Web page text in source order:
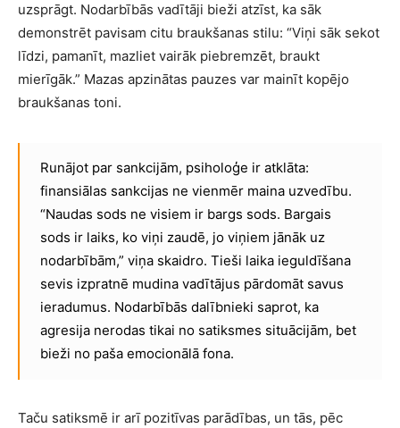
uzsprāgt. Nodarbībās vadītāji bieži atzīst, ka sāk
demonstrēt pavisam citu braukšanas stilu: “Viņi sāk sekot
līdzi, pamanīt, mazliet vairāk piebremzēt, braukt
mierīgāk.” Mazas apzinātas pauzes var mainīt kopējo
braukšanas toni.
Runājot par sankcijām, psiholoģe ir atklāta:
finansiālas sankcijas ne vienmēr maina uzvedību.
“Naudas sods ne visiem ir bargs sods. Bargais
sods ir laiks, ko viņi zaudē, jo viņiem jānāk uz
nodarbībām,” viņa skaidro. Tieši laika ieguldīšana
sevis izpratnē mudina vadītājus pārdomāt savus
ieradumus. Nodarbībās dalībnieki saprot, ka
agresija nerodas tikai no satiksmes situācijām, bet
bieži no paša emocionālā fona.
Taču satiksmē ir arī pozitīvas parādības, un tās, pēc